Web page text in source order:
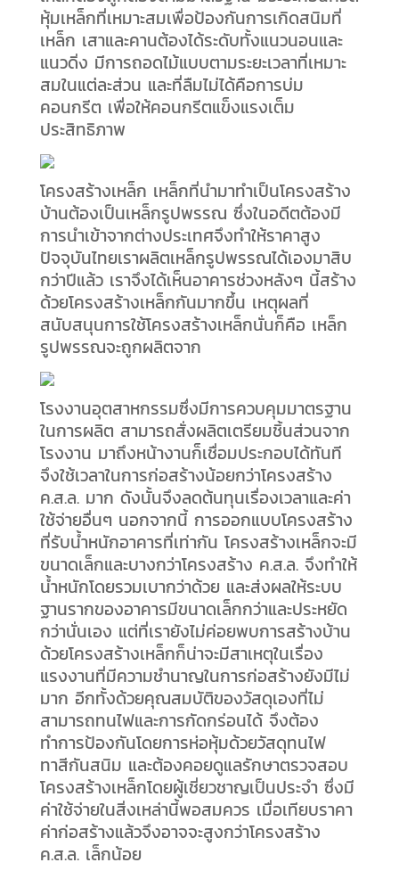
หุ้มเหล็กที่เหมาะสมเพื่อป้องกันการเกิดสนิมที่
เหล็ก เสาและคานต้องได้ระดับทั้งแนวนอนและ
แนวดิ่ง มีการถอดไม้แบบตามระยะเวลาที่เหมาะ
สมในแต่ละส่วน และที่ลืมไม่ได้คือการบ่ม
คอนกรีต เพื่อให้คอนกรีตแข็งแรงเต็ม
ประสิทธิภาพ
โครงสร้างเหล็ก เหล็กที่นำมาทำเป็นโครงสร้าง
บ้านต้องเป็นเหล็กรูปพรรณ ซึ่งในอดีตต้องมี
การนำเข้าจากต่างประเทศจึงทำให้ราคาสูง
ปัจจุบันไทยเราผลิตเหล็กรูปพรรณได้เองมาสิบ
กว่าปีแล้ว เราจึงได้เห็นอาคารช่วงหลังๆ นี้สร้าง
ด้วยโครงสร้างเหล็กกันมากขึ้น เหตุผลที่
สนับสนุนการใช้โครงสร้างเหล็กนั่นก็คือ เหล็ก
รูปพรรณจะถูกผลิตจาก
โรงงานอุตสาหกรรมซึ่งมีการควบคุมมาตรฐาน
ในการผลิต สามารถสั่งผลิตเตรียมชิ้นส่วนจาก
โรงงาน มาถึงหน้างานก็เชื่อมประกอบได้ทันที
จึงใช้เวลาในการก่อสร้างน้อยกว่าโครงสร้าง
ค.ส.ล. มาก ดังนั้นจึงลดต้นทุนเรื่องเวลาและค่า
ใช้จ่ายอื่นๆ นอกจากนี้ การออกแบบโครงสร้าง
ที่รับน้ำหนักอาคารที่เท่ากัน โครงสร้างเหล็กจะมี
ขนาดเล็กและบางกว่าโครงสร้าง ค.ส.ล. จึงทำให้
น้ำหนักโดยรวมเบากว่าด้วย และส่งผลให้ระบบ
ฐานรากของอาคารมีขนาดเล็กกว่าและประหยัด
กว่านั่นเอง แต่ที่เรายังไม่ค่อยพบการสร้างบ้าน
ด้วยโครงสร้างเหล็กก็น่าจะมีสาเหตุในเรื่อง
แรงงานที่มีความชำนาญในการก่อสร้างยังมีไม่
มาก อีกทั้งด้วยคุณสมบัติของวัสดุเองที่ไม่
สามารถทนไฟและการกัดกร่อนได้ จึงต้อง
ทำการป้องกันโดยการห่อหุ้มด้วยวัสดุทนไฟ
ทาสีกันสนิม และต้องคอยดูแลรักษาตรวจสอบ
โครงสร้างเหล็กโดยผู้เชี่ยวชาญเป็นประจำ ซึ่งมี
ค่าใช้จ่ายในสิ่งเหล่านี้พอสมควร เมื่อเทียบราคา
ค่าก่อสร้างแล้วจึงอาจจะสูงกว่าโครงสร้าง
ค.ส.ล. เล็กน้อย